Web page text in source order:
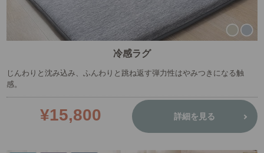
冷感ラグ
じんわりと沈み込み、ふんわりと跳ね返す弾力性はやみつきになる触
感。
¥15,800 詳細を見る